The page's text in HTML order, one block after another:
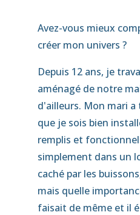
Avez-vous mieux
créer mon univers ?
Depuis 12 ans, je
aménagé de notre
d'ailleurs. Mon mari
que je sois bien
remplis et
simplement dans un
caché par les
mais quelle
faisait de même et il